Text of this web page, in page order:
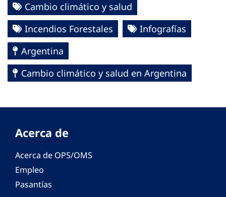
Cambio climático y salud
Incendios Forestales
Infografías
Argentina
Cambio climático y salud en Argentina
Acerca de
Acerca de OPS/OMS
Empleo
Pasantías